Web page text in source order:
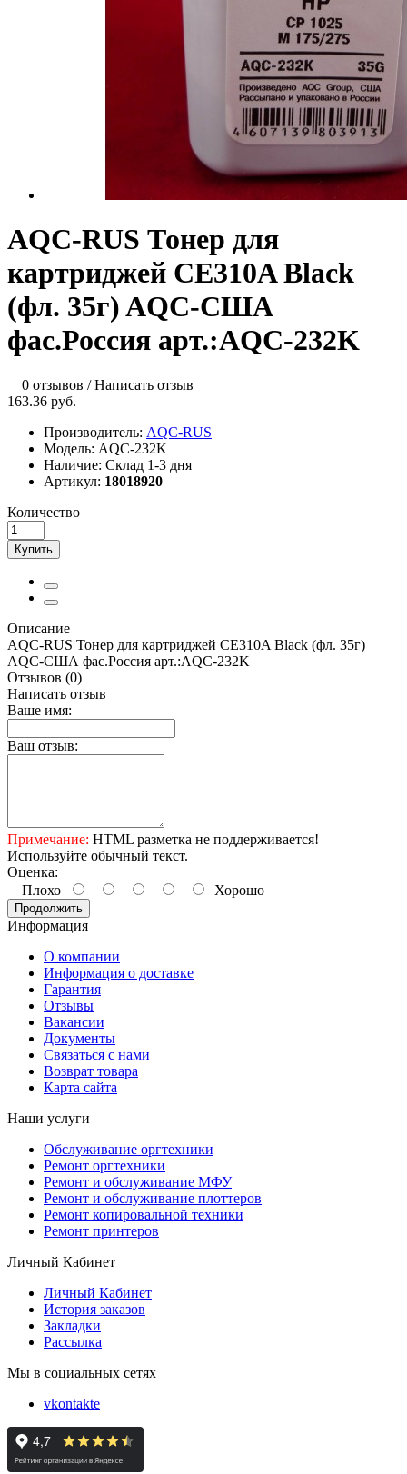
AQC-RUS Тонер для
картриджей CE310A Black
(фл. 35г) AQC-США
фас.Россия арт.:AQC-232K
0 отзывов /Написать отзыв
163.36 руб.
Производитель: AQC-RUS
Модель: AQC-232K
Наличие: Склад 1-3 дня
Артикул: 18018920
Количество
Купить
Описание
AQC-RUS Тонер для картриджей CE310A Black (фл. 35г)
AQC-США фас.Россия арт.:AQC-232K
Отзывов (0)
Написать отзыв
Ваше имя:
Ваш отзыв:
Примечание: HTML разметка не поддерживается!
Используйте обычный текст.
Оценка:
Плохо
Хорошо
Продолжить
Информация
О компании
Информация о доставке
Гарантия
Отзывы
Вакансии
Документы
Связаться с нами
Возврат товара
Карта сайта
Наши услуги
Обслуживание оргтехники
Ремонт оргтехники
Ремонт и обслуживание МФУ
Ремонт и обслуживание плоттеров
Ремонт копировальной техники
Ремонт принтеров
Личный Кабинет
Личный Кабинет
История заказов
Закладки
Рассылка
Мы в социальных сетях
vkontakte